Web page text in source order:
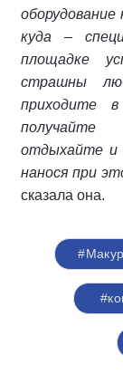
куда –
площадке
страшны
приходите
получайте
отдыхайте и
нанося при
сказала она.